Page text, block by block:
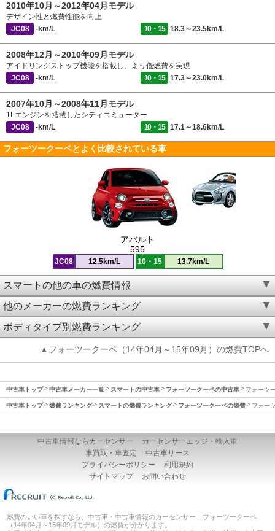
2010年10月～2012年04月モデル
デザイン性と燃費性能を向上
JC08
-km/L 10・15 18.3～23.5km/L
2008年12月～2010年09月モデル
アイドリングストップ機能を搭載し、より低燃費を実現
JC08
-km/L 10・15 17.3～23.0km/L
2007年10月～2008年11月モデル
1Lエンジンを搭載したシティコミューター
JC08
-km/L 10・15 17.1～18.6km/L
フォーツークーペとよく比較されている車
アバルト
595
JC08 12.5km/L 10・15 13.7km/L
スマートの他の車の燃費情報
他のメーカーの燃費ランキング
ボディタイプ別燃費ランキング
▲フォーツークーペ（14年04月～15年09月）の燃費TOPへ
中古車トップ 中古車メーカー一覧 スマートの中古車 フォーツークーペの中古車 フォーツ
中古車トップ 燃費ランキング スマートの燃費ランキング フォーツークーペの燃費 フォー
中古車情報ならカーセンサー
カーセンサーエッジ・輸入車
車買取・車査定
中古車リース
プライバシーポリシー
利用規約
サイトマップ
お問い合わせ
燃費のいい車を探すなら、中古車・中古車情報のカーセンサー！フォーツークーペ
（14年04月～15年09月モデル）の燃費が分かります。